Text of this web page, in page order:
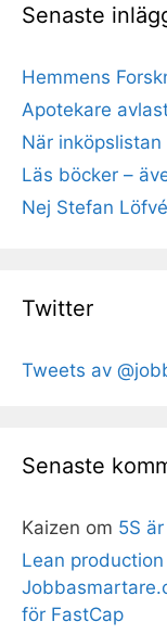
Senaste
Hemmens
Apotekare
När
Läs böcker –
Nej Stefan
Twitter
Tweets av
Senaste
Kaizen om 5S
Lean
för FastCap